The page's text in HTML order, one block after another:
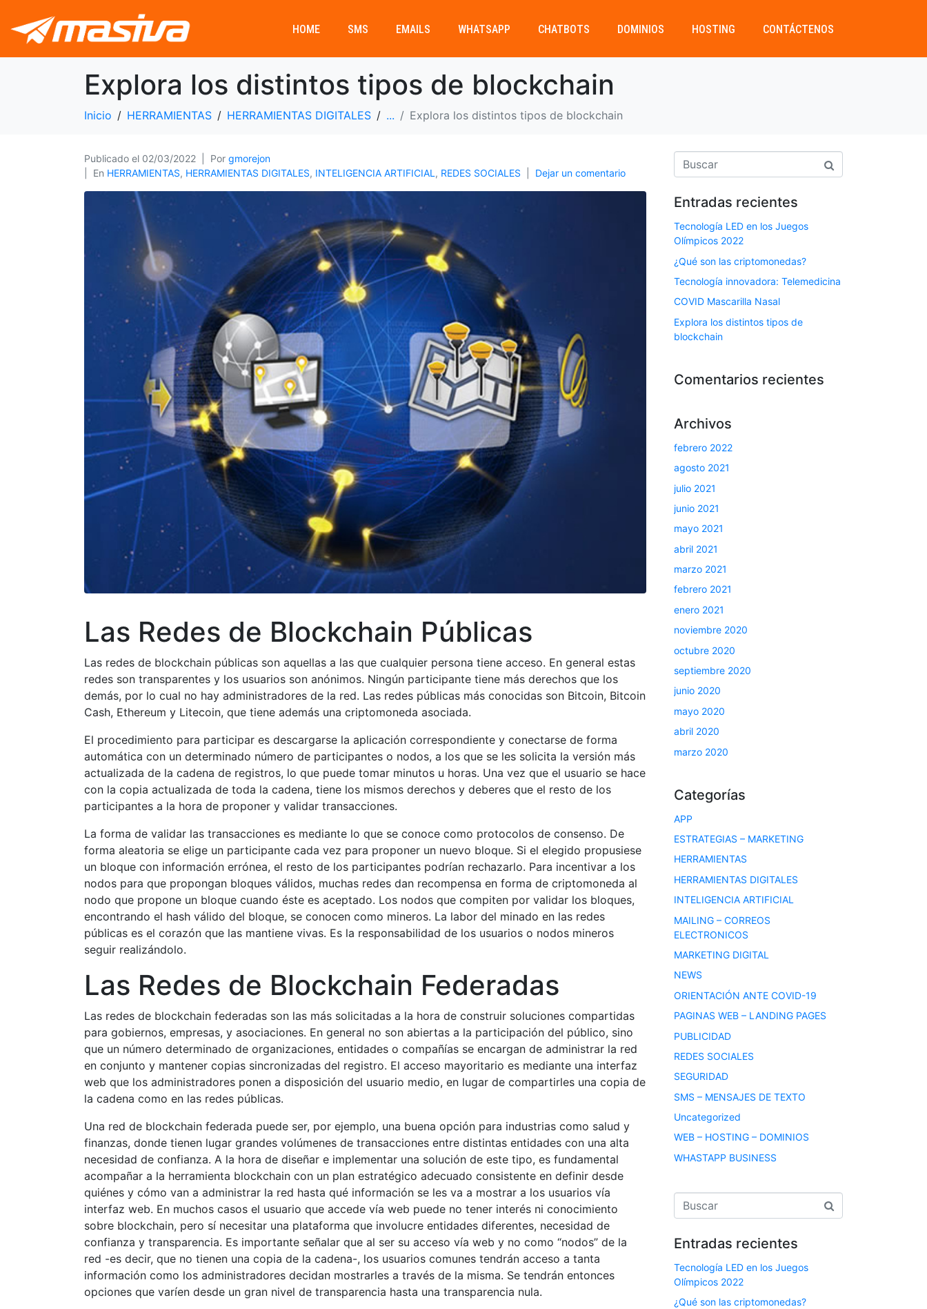
HOME SMS EMAILS WHATSAPP CHATBOTS DOMINIOS HOSTING CONTÁCTENOS
Explora los distintos tipos de blockchain
Inicio HERRAMIENTAS HERRAMIENTAS DIGITALES ... Explora los distintos tipos de blockchain
Publicado el 02/03/2022 Por gmorejon
En HERRAMIENTAS, HERRAMIENTAS DIGITALES, INTELIGENCIA ARTIFICIAL , REDES SOCIALES Dejar un comentario
Las Redes de Blockchain Públicas
Las redes de blockchain públicas son aquellas a las que cualquier persona tiene acceso. En general estas
redes son transparentes y los usuarios son anónimos. Ningún participante tiene más derechos que los
demás, por lo cual no hay administradores de la red. Las redes públicas más conocidas son Bitcoin, Bitcoin
Cash, Ethereum y Litecoin, que tiene además una criptomoneda asociada.
El procedimiento para participar es descargarse la aplicación correspondiente y conectarse de forma
automática con un determinado número de participantes o nodos, a los que se les solicita la versión más
actualizada de la cadena de registros, lo que puede tomar minutos u horas. Una vez que el usuario se hace
con la copia actualizada de toda la cadena, tiene los mismos derechos y deberes que el resto de los
participantes a la hora de proponer y validar transacciones.
La forma de validar las transacciones es mediante lo que se conoce como protocolos de consenso. De
forma aleatoria se elige un participante cada vez para proponer un nuevo bloque. Si el elegido propusiese
un bloque con información errónea, el resto de los participantes podrían rechazarlo. Para incentivar a los
nodos para que propongan bloques válidos, muchas redes dan recompensa en forma de criptomoneda al
nodo que propone un bloque cuando éste es aceptado. Los nodos que compiten por validar los bloques,
encontrando el hash válido del bloque, se conocen como mineros. La labor del minado en las redes
públicas es el corazón que las mantiene vivas. Es la responsabilidad de los usuarios o nodos mineros
seguir realizándolo.
Las Redes de Blockchain Federadas
Las redes de blockchain federadas son las más solicitadas a la hora de construir soluciones compartidas
para gobiernos, empresas, y asociaciones. En general no son abiertas a la participación del público, sino
que un número determinado de organizaciones, entidades o compañías se encargan de administrar la red
en conjunto y mantener copias sincronizadas del registro. El acceso mayoritario es mediante una interfaz
web que los administradores ponen a disposición del usuario medio, en lugar de compartirles una copia de
la cadena como en las redes públicas.
Una red de blockchain federada puede ser, por ejemplo, una buena opción para industrias como salud y
finanzas, donde tienen lugar grandes volúmenes de transacciones entre distintas entidades con una alta
necesidad de confianza. A la hora de diseñar e implementar una solución de este tipo, es fundamental
acompañar a la herramienta blockchain con un plan estratégico adecuado consistente en definir desde
quiénes y cómo van a administrar la red hasta qué información se les va a mostrar a los usuarios vía
interfaz web. En muchos casos el usuario que accede vía web puede no tener interés ni conocimiento
sobre blockchain, pero sí necesitar una plataforma que involucre entidades diferentes, necesidad de
confianza y transparencia. Es importante señalar que al ser su acceso vía web y no como “nodos” de la
red -es decir, que no tienen una copia de la cadena-, los usuarios comunes tendrán acceso a tanta
información como los administradores decidan mostrarles a través de la misma. Se tendrán entonces
opciones que varíen desde un gran nivel de transparencia hasta una transparencia nula.
Entradas recientes
Tecnología LED en los Juegos
Olímpicos 2022
¿Qué son las criptomonedas?
Tecnología innovadora: Telemedicina
COVID Mascarilla Nasal
Explora los distintos tipos de
blockchain
Comentarios recientes
Archivos
febrero 2022
agosto 2021
julio 2021
junio 2021
mayo 2021
abril 2021
marzo 2021
febrero 2021
enero 2021
noviembre 2020
octubre 2020
septiembre 2020
junio 2020
mayo 2020
abril 2020
marzo 2020
Categorías
APP
ESTRATEGIAS – MARKETING
HERRAMIENTAS
HERRAMIENTAS DIGITALES
INTELIGENCIA ARTIFICIAL
MAILING – CORREOS
ELECTRONICOS
MARKETING DIGITAL
NEWS
ORIENTACIÓN ANTE COVID-19
PAGINAS WEB – LANDING PAGES
PUBLICIDAD
REDES SOCIALES
SEGURIDAD
SMS – MENSAJES DE TEXTO
Uncategorized
WEB – HOSTING – DOMINIOS
WHASTAPP BUSINESS
Entradas recientes
Tecnología LED en los Juegos
Olímpicos 2022
¿Qué son las criptomonedas?